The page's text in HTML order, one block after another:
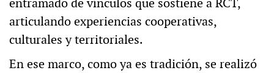
articulando experiencias cooperativas,
culturales y territoriales.
En ese marco, como ya es tradición, se realizó